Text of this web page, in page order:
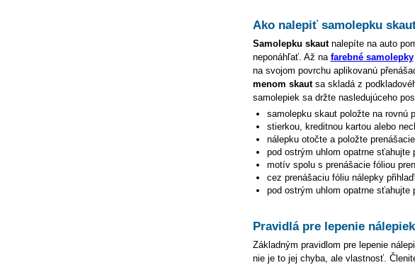
Ako nalepiť samolepku
Samolepku skautnalepíte na auto
neponáhľať. Až na farebné samolepky
na svojom povrchu aplikovanú
menom skautsa skladá z
samolepiek sa držte nasledujúceho
samolepku skautpoložte na rovnú
stierkou, kreditnou kartou alebo
nálepku otočte a položte
pod ostrým uhlom opatrne
motív spolu s prenášacie fóliou
cez prenášaciu fóliu nálepky
pod ostrým uhlom opatrne
Pravidlá pre lepenie
Základným pravidlom pre lepenie
nie je to jej chyba, ale vlastnosť.